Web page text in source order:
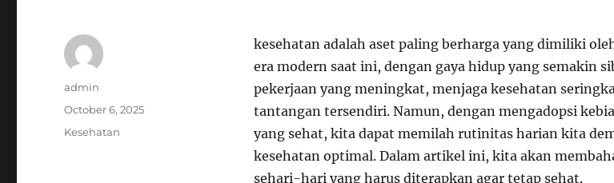
kesehatan adalah aset paling berharga yang dimiliki
era modern saat ini, dengan gaya hidup yang semakin
pekerjaan yang meningkat, menjaga kesehatan
tantangan tersendiri. Namun, dengan mengadopsi
yang sehat, kita dapat memilah rutinitas harian kita
kesehatan optimal. Dalam artikel ini, kita akan
sehari-hari yang harus diterapkan agar tetap sehat.
Author
admin
Posted
October 6, 2025
Categories
Kesehatan